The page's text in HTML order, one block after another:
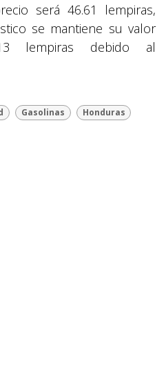
será 46.61 lempiras,
se mantiene su valor
lempiras debido al
Gasolinas
Honduras